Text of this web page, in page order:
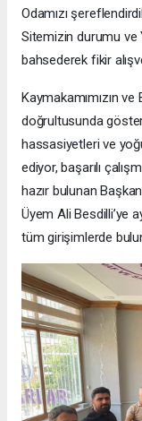
Odamızı
Sitemizin durumu ve
bahsederek fikir
Kaymakamımızın ve
doğrultusunda
hassasiyetleri ve
ediyor, başarılı
hazır bulunan
Üyem Ali Besdilli’ye
tüm girişimlerde